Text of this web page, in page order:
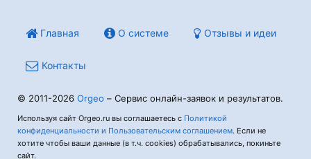
Главная О системе Отзывы и идеи
Контакты
© 2011-2026 Orgeo – Сервис онлайн-заявок и результатов.
Используя сайт Orgeo.ru вы соглашаетесь с Политикой
конфиденциальности и Пользовательским соглашением. Если не
хотите чтобы ваши данные (в т.ч. cookies) обрабатывались, покиньте
сайт.